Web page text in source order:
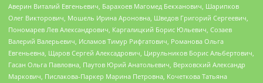
Аверин Виталий Евгеньевич, Барахоев Магомед Бекханович, Шарипков
Олег Викторович, Мошель Ирина Ароновна, Шведов Григорий Сергеевич,
Пономарев Лев Александрович, Каргалицкий Борис Юльевич, Созаев
Валерий Валерьевич, Исламов Тимур Рифгатович, Романова Ольга
Евгеньевна, Щаров Сергей Алексадрович, Цирульников Борис Альбертович,
Гасан Ольга Павловна, Паутов Юрий Анатольевич, Верховский Александр
Маркович, Пислакова-Паркер Марина Петровна, Кочеткова Татьяна